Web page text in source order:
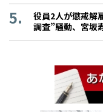
役員2人が懲戒解
調査”騒動、宮坂